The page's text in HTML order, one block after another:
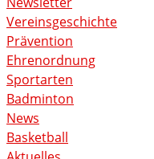
Vereinsgeschichte
Prävention
Ehrenordnung
Sportarten
Badminton
News
Basketball